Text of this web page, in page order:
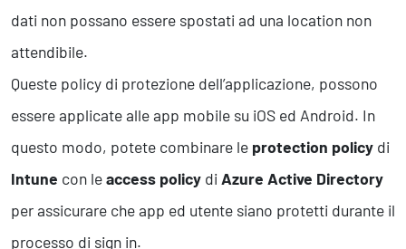
dati non possano essere spostati ad una location non
attendibile.
Queste policy di protezione dell’applicazione, possono
essere applicate alle app mobile su iOS ed Android. In
questo modo, potete combinare le protection policy di
Intune con leaccess policy di Azure Active Directory
per assicurare che app ed utente siano protetti durante il
processo di sign in.